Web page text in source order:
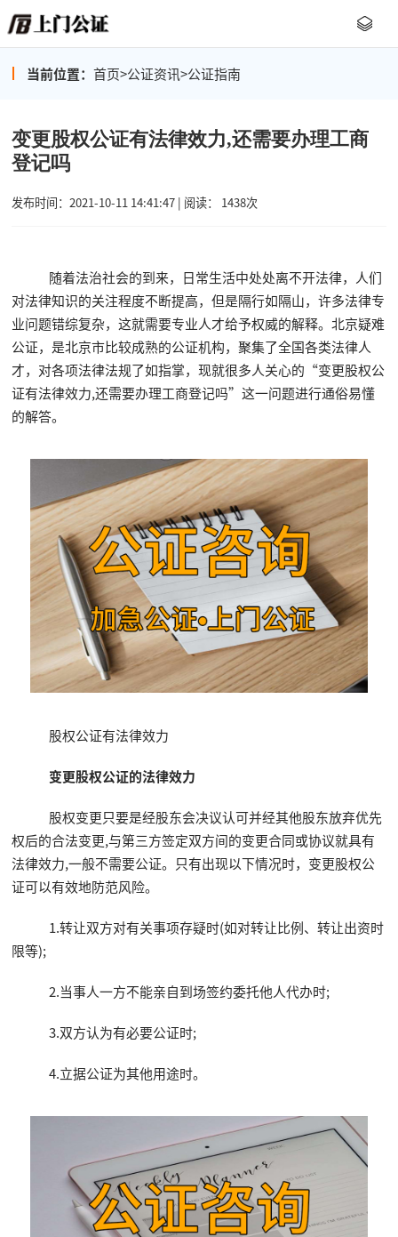
当前位置： 首页>公证资讯>公证指南
变更股权公证有法律效力,还需要办理工商
登记吗
发布时间：2021-10-11 14:41:47 | 阅读： 1438次
随着法治社会的到来，日常生活中处处离不开法律，人们
对法律知识的关注程度不断提高，但是隔行如隔山，许多法律专
业问题错综复杂，这就需要专业人才给予权威的解释。北京疑难
公证，是北京市比较成熟的公证机构，聚集了全国各类法律人
才，对各项法律法规了如指掌，现就很多人关心的“变更股权公
证有法律效力,还需要办理工商登记吗”这一问题进行通俗易懂
的解答。
股权公证有法律效力
变更股权公证的法律效力
股权变更只要是经股东会决议认可并经其他股东放弃优先
权后的合法变更,与第三方签定双方间的变更合同或协议就具有
法律效力,一般不需要公证。只有出现以下情况时，变更股权公
证可以有效地防范风险。
1.转让双方对有关事项存疑时(如对转让比例、转让出资时
限等);
2.当事人一方不能亲自到场签约委托他人代办时;
3.双方认为有必要公证时;
4.立据公证为其他用途时。